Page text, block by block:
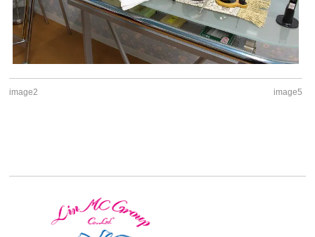
image2 image5